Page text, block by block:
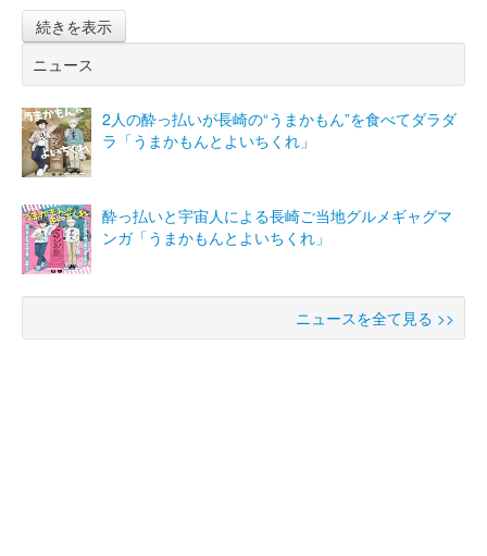
続きを表示
ニュース
2人の酔っ払いが長崎の“うまかもん”を食べてダラダ
ラ「うまかもんとよいちくれ」
酔っ払いと宇宙人による長崎ご当地グルメギャグマ
ンガ「うまかもんとよいちくれ」
ニュースを全て見る >>